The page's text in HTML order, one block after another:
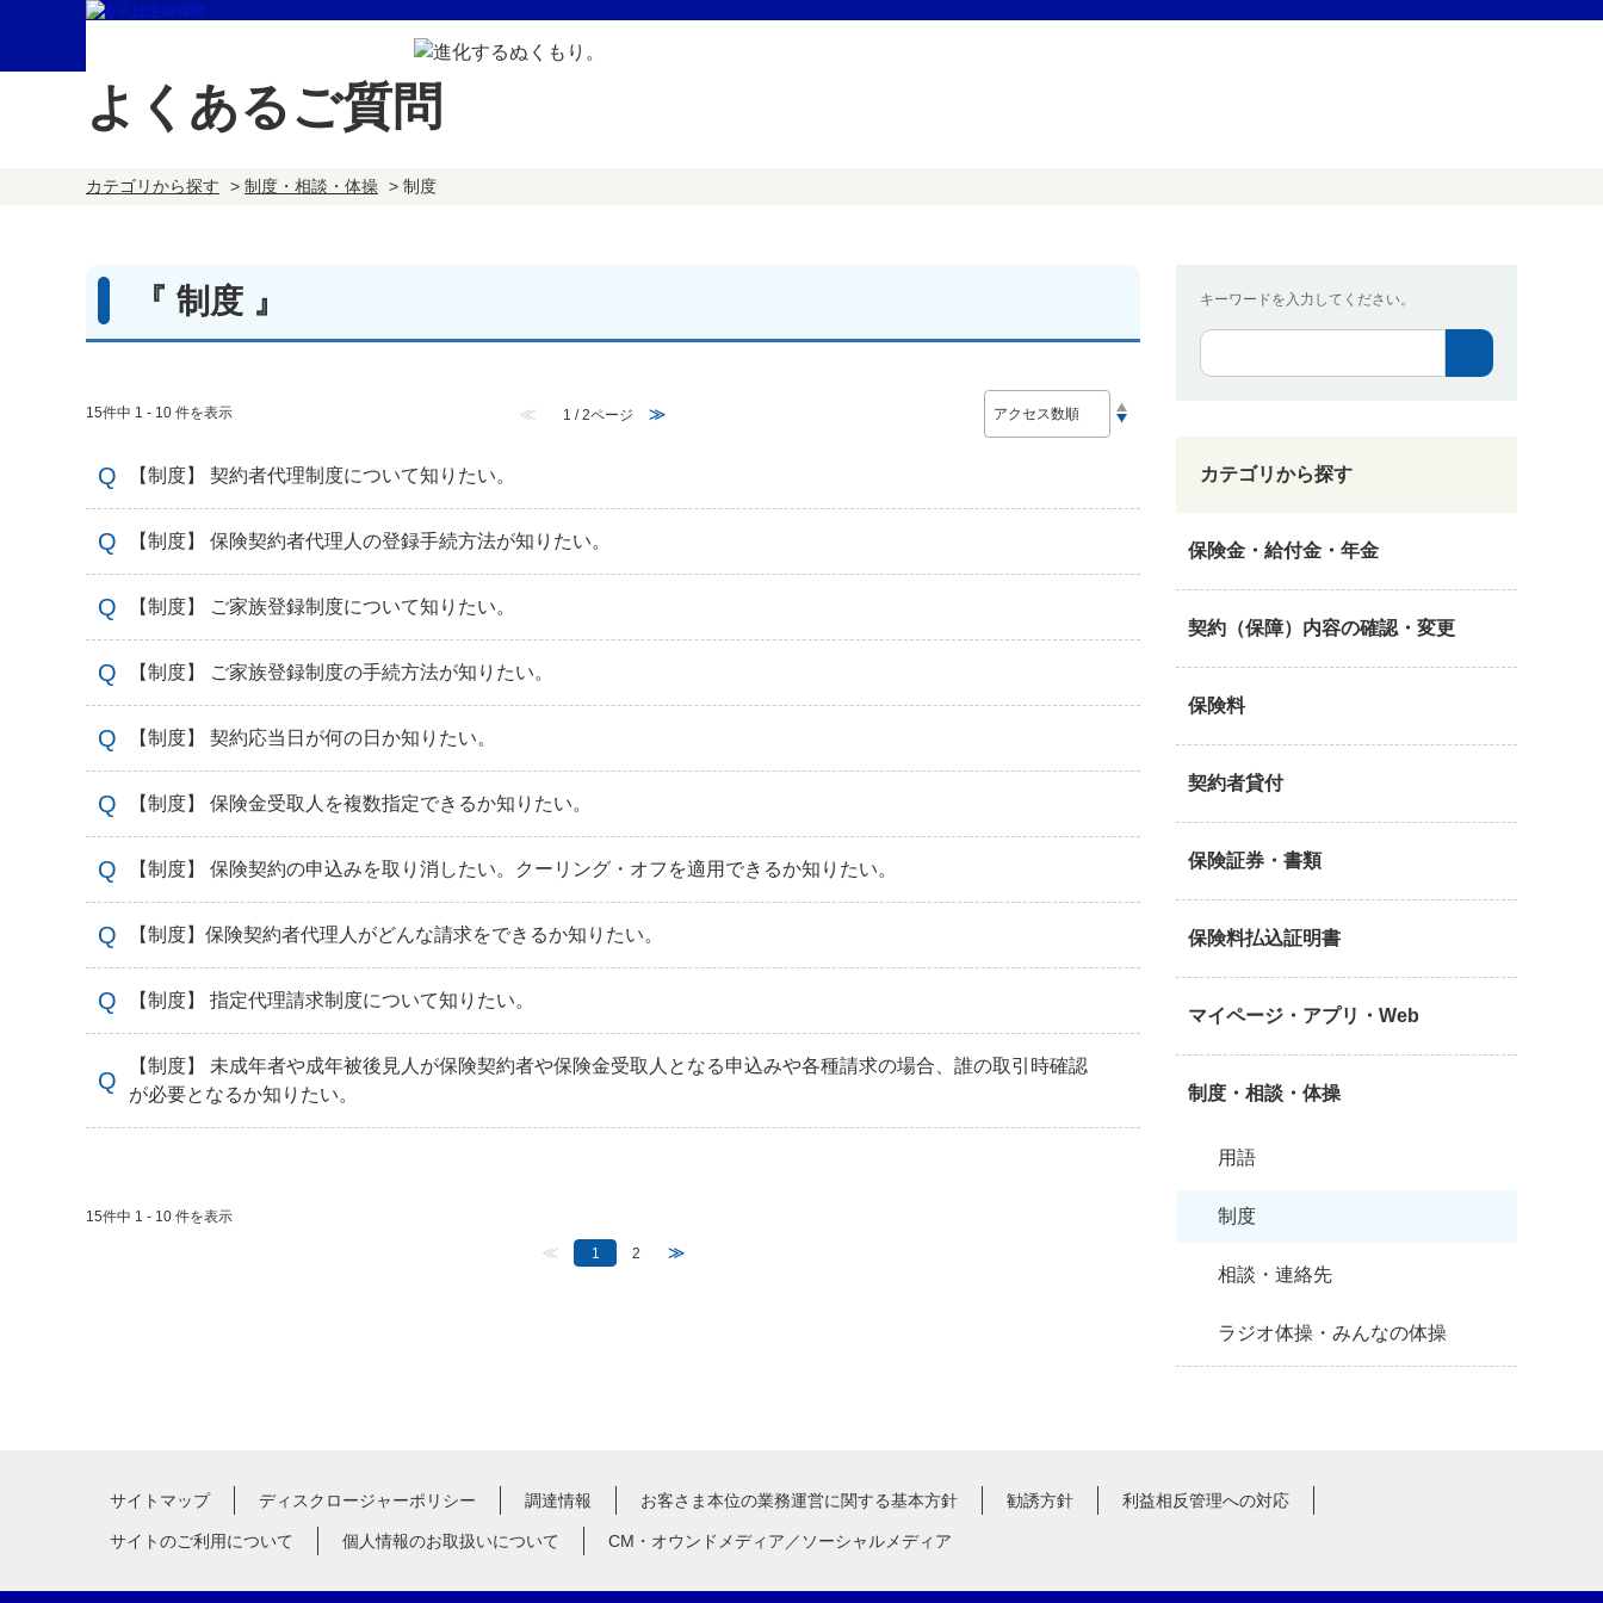
よくあるご質問
カテゴリから探す > 制度・相談・体操 > 制度
キーワードを入力してください。
カテゴリから探す
保険金・給付金・年金
契約（保障）内容の確認・変更
保険料
契約者貸付
保険証券・書類
保険料払込証明書
マイページ・アプリ・Web
制度・相談・体操
用語
制度
相談・連絡先
ラジオ体操・みんなの体操
『 制度 』
15件中 1 - 10 件を表示 ≪ 1 / 2ページ ≫
【制度】 契約者代理制度について知りたい。
【制度】 保険契約者代理人の登録手続方法が知りたい。
【制度】 ご家族登録制度について知りたい。
【制度】 ご家族登録制度の手続方法が知りたい。
【制度】 契約応当日が何の日か知りたい。
【制度】 保険金受取人を複数指定できるか知りたい。
【制度】 保険契約の申込みを取り消したい。クーリング・オフを適用できるか知りたい。
【制度】保険契約者代理人がどんな請求をできるか知りたい。
【制度】 指定代理請求制度について知りたい。
【制度】 未成年者や成年被後見人が保険契約者や保険金受取人となる申込みや各種請求の場合、誰の取引時確認
が必要となるか知りたい。
15件中 1 - 10 件を表示
≪ 1 2 ≫
サイトマップ ディスクロージャーポリシー 調達情報 お客さま本位の業務運営に関する基本方針 勧誘方針 利益相反管理への対応
サイトのご利用について 個人情報のお取扱いについて CM・オウンドメディア／ソーシャルメディア